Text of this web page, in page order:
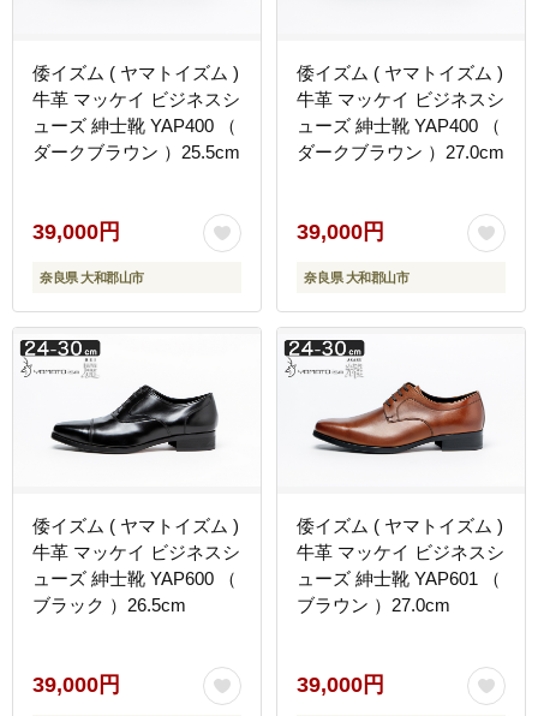
倭イズム ( ヤマトイズム )
牛革 マッケイ ビジネスシ
ューズ 紳士靴 YAP400 （
ダークブラウン ）25.5cm
39,000円
奈良県 大和郡山市
倭イズム ( ヤマトイズム )
牛革 マッケイ ビジネスシ
ューズ 紳士靴 YAP400 （
ダークブラウン ）27.0cm
39,000円
奈良県 大和郡山市
倭イズム ( ヤマトイズム )
牛革 マッケイ ビジネスシ
ューズ 紳士靴 YAP600 （
ブラック ）26.5cm
39,000円
倭イズム ( ヤマトイズム )
牛革 マッケイ ビジネスシ
ューズ 紳士靴 YAP601 （
ブラウン ）27.0cm
39,000円